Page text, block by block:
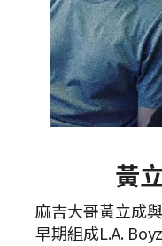
黃
麻吉大哥黃立成
早期組成L.A.